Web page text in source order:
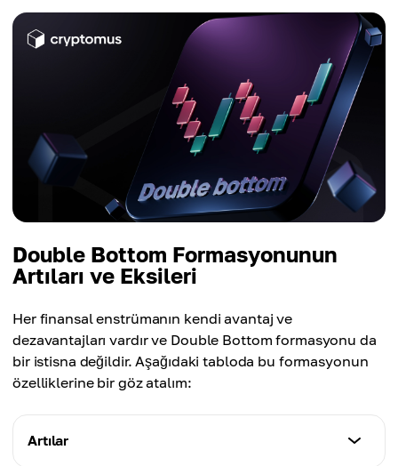
Double Bottom Formasyonunun
Artıları ve Eksileri
Her finansal enstrümanın kendi avantaj ve
dezavantajları vardır ve Double Bottom formasyonu da
bir istisna değildir. Aşağıdaki tabloda bu formasyonun
özelliklerine bir göz atalım:
Artılar